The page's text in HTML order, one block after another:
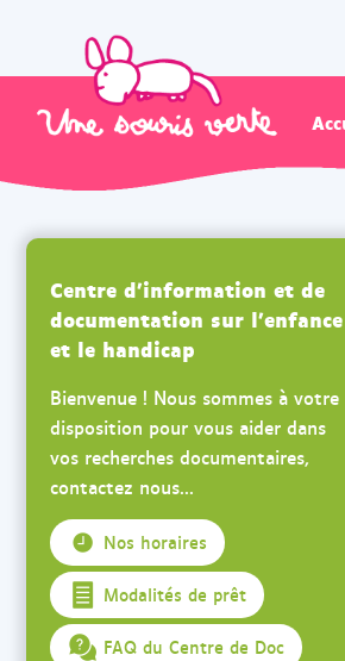
Centre d'information et de
documentation sur l'enfance
et le handicap
Bienvenue ! Nous sommes à votre
disposition pour vous aider dans
vos recherches documentaires,
contactez nous...
Nos horaires
Modalités de prêt
FAQ du Centre de Doc